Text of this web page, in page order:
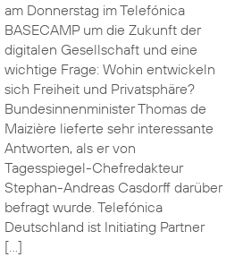
am Donnerstag im Telefónica
BASECAMP um die Zukunft der
digitalen Gesellschaft und eine
wichtige Frage: Wohin entwickeln
sich Freiheit und Privatsphäre?
Bundesinnenminister Thomas de
Maizière lieferte sehr interessante
Antworten, als er von
Tagesspiegel-Chefredakteur
Stephan-Andreas Casdorff darüber
befragt wurde. Telefónica
Deutschland ist Initiating Partner
[…]